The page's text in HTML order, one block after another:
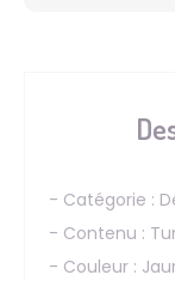
- Catégorie :
- Contenu :
- Couleur :